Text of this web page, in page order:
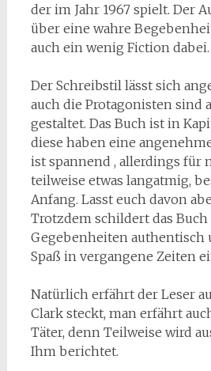
der im Jahr 1967 spielt. Der
über eine wahre
auch ein wenig Fiction dabei.
Der Schreibstil lässt sich
auch die Protagonisten sind
gestaltet. Das Buch ist in
diese haben eine
ist spannend , allerdings für
teilweise etwas langatmig,
Anfang. Lasst euch davon
Trotzdem schildert das
Gegebenheiten authentisch
Spaß in vergangene Zeiten
Natürlich erfährt der Leser
Clark steckt, man erfährt
Täter, denn Teilweise wird
Ihm berichtet.